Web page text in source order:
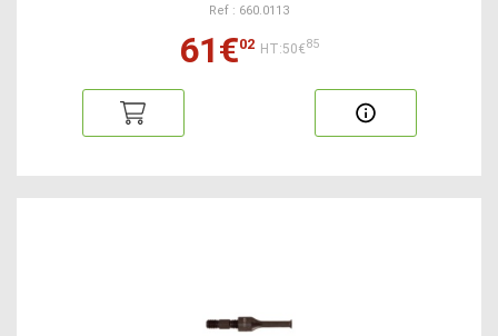
Ref : 660.0113
61€02 HT:50€85